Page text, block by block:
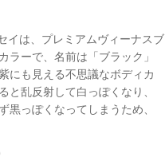
イは、プレミアムヴィーナスブ
ラーで、名前は「ブラック」
にも見える不思議なボディカ
と乱反射して白っぽくなり、
黒っぽくなってしまうため、